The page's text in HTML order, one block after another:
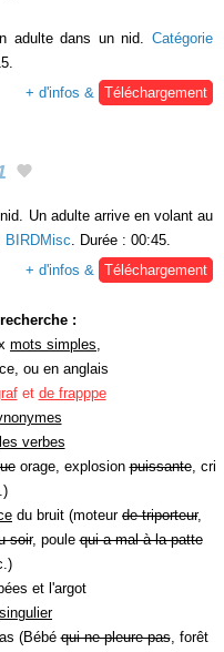
adulte dans un nid. Catégorie
+ d'infos &
Téléchargement
Un adulte arrive en volant au
BIRDMisc . Durée : 00:45.
+ d'infos &
Téléchargement
:
mots simples
ou en anglais
et de frapppe
les verbes
orage, explosionpuissante, cri
du bruit (moteur de triporteur,
soir, poulequi a mal à la patte
et l'argot
singulier
(Bébéqui ne pleure pas, forêt